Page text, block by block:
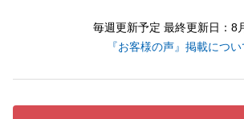
毎週更新予定 最終更新日：8
『お客様の声』掲載につい